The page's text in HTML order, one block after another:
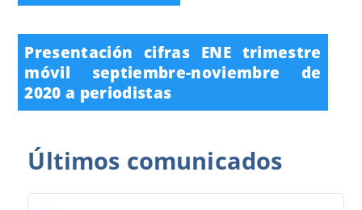
Presentación cifras ENE trimestre
móvil septiembre-noviembre de
2020 a periodistas
Últimos comunicados